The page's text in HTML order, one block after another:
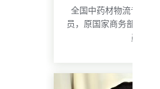
全国中药材物流专家委
员，原国家商务部市场
员